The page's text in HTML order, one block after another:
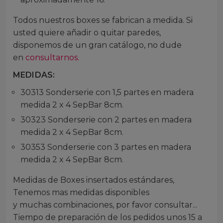
Todos nuestros boxes se fabrican a medida. Si
usted quiere añadir o quitar paredes,
disponemos de un gran catálogo, no dude
en consultarnos.
MEDIDAS:
30313 Sonderserie con 1,5 partes en madera
medida 2 x 4 SepBar 8cm.
30323 Sonderserie con 2 partes en madera
medida 2 x 4 SepBar 8cm.
30353 Sonderserie con 3 partes en madera
medida 2 x 4 SepBar 8cm.
Medidas de Boxes insertados estándares,
Tenemos mas medidas disponibles
y muchas combinaciones, por favor consultar...
Tiempo de preparación de los pedidos unos 15 a